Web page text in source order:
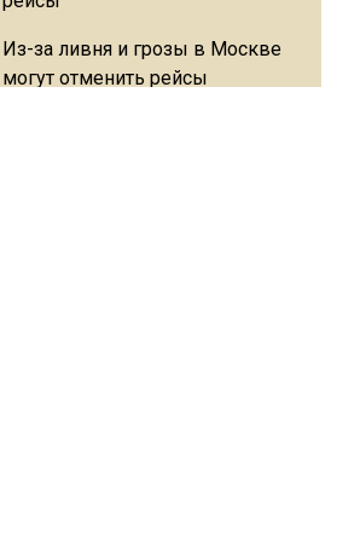
Из-за ливня и грозы в Москве
могут отменить рейсы